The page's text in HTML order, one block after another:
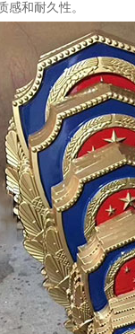
和耐久性。